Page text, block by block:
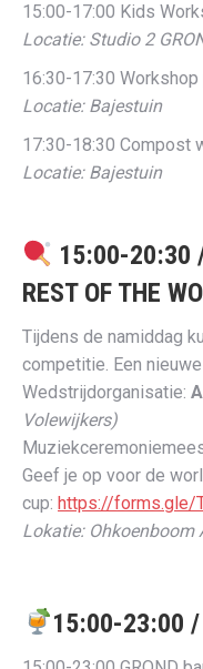
15:00-17:00 Kids
Locatie: Studio 2
16:30-17:30
Locatie: Bajestuin
17:30-18:30 Compost
Locatie: Bajestuin
15:00-20:30
REST OF THE
Tijdens de namiddag
competitie. Een
Wedstrijdorganisatie:
Volewijkers)
Geef je op voor de
cup: https://forms.gle/
Lokatie:Ohkoenboom
15:00-23:00